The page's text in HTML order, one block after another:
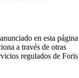
en esta página
a través de otras
regulados de Foris